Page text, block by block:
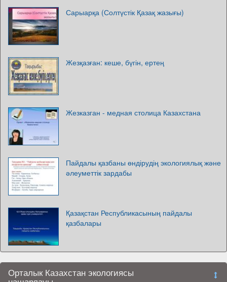
Сарыарқа (Солтүстік Қазақ жазығы)
Жезқазған: кеше, бүгін, ертең
Жезказган - медная столица Казахстана
Пайдалы қазбаны өндірудің экологиялық және
әлеуметтік зардабы
Қазақстан Республикасының пайдалы
қазбалары
Орталык Казахстан экологиясы